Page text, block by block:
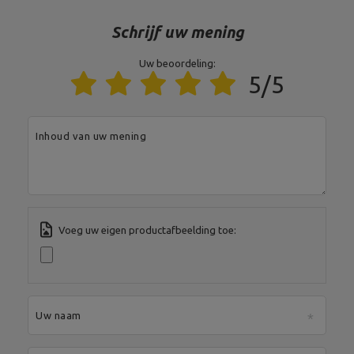
Je e-mailadres:
serwis@marbosport.eu
Schrijf uw mening
Uw beoordeling:
5/5
Inhoud van uw mening
Voeg uw eigen productafbeelding toe:
Uw naam